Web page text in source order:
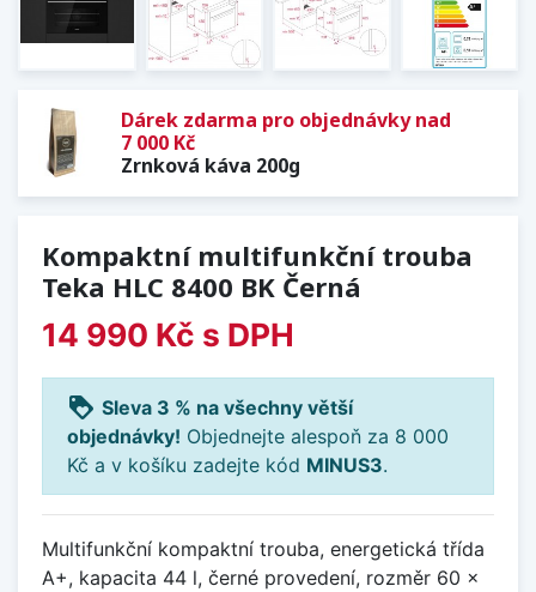
Dárek zdarma pro objednávky nad
7 000 Kč
Zrnková káva 200g
Kompaktní multifunkční trouba
Teka HLC 8400 BK Černá
14 990 Kč s DPH
loyalty Sleva 3 % na všechny větší
objednávky! Objednejte alespoň za 8 000
Kč a v košíku zadejte kód MINUS3.
Multifunkční kompaktní trouba, energetická třída
A+, kapacita 44 l, černé provedení, rozměr 60 x